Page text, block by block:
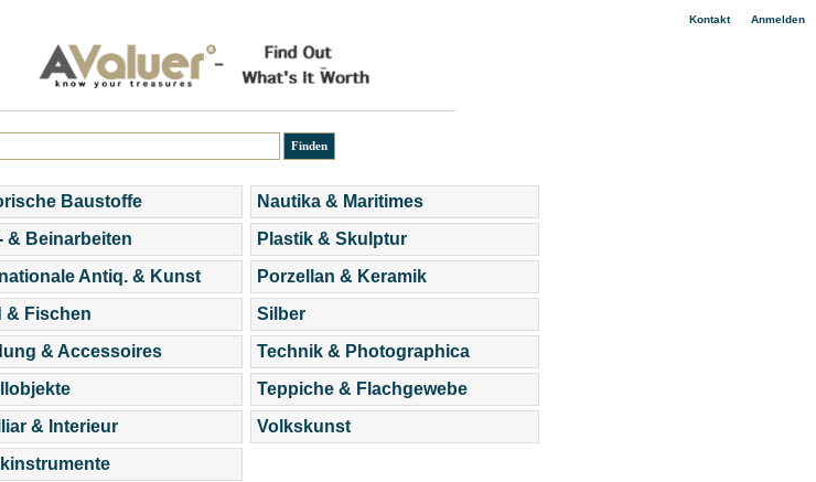
Kontakt| Anmelden
Baustoffe
& Beinarbeiten
Antiq. & Kunst
& Fischen
& Accessoires
& Interieur
Nautika & Maritimes
Plastik & Skulptur
Porzellan & Keramik
Silber
Technik & Photographica
Teppiche & Flachgewebe
Volkskunst